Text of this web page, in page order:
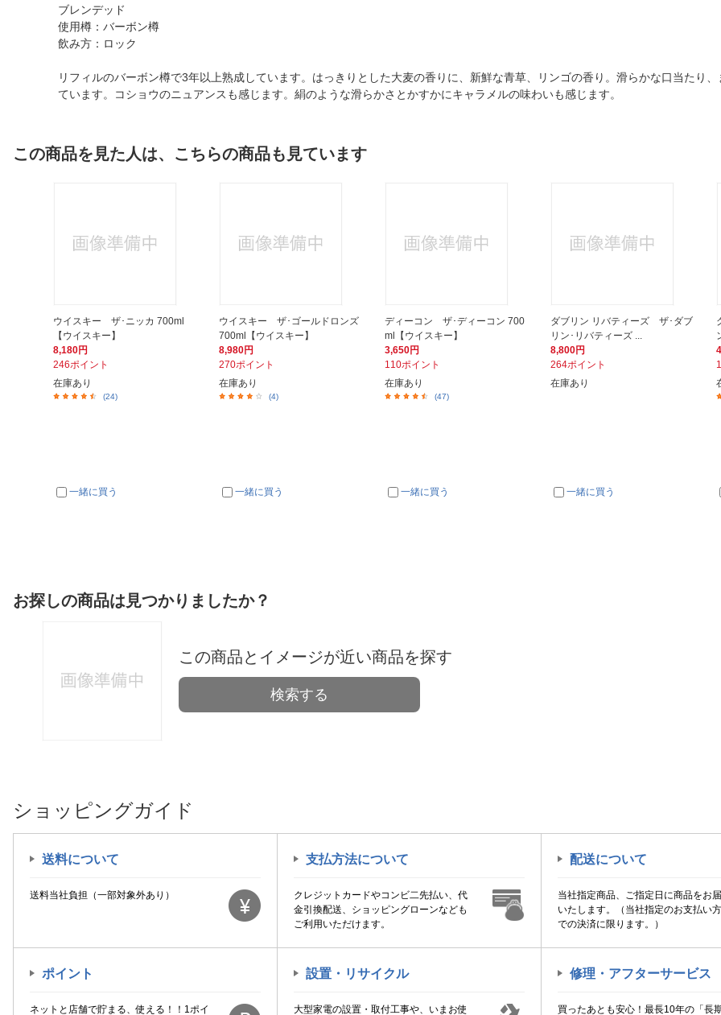
ブレンデッド
使用樽：バーボン樽
飲み方：ロック
リフィルのバーボン樽で3年以上熟成しています。はっきりとした大麦の香りに、新鮮な青草、リンゴの香り。滑らかな口当たり
ています。コショウのニュアンスも感じます。絹のような滑らかさとかすかにキャラメルの味わいも感じます。
この商品を見た人は、こちらの商品も見ています
ウイスキー ザ･ニッカ 700ml
【ウイスキー】
8,180円
246ポイント
在庫あり
(24)
一緒に買う
ウイスキー ザ･ゴールドロンズ
700ml【ウイスキー】
8,980円
270ポイント
在庫あり
(4)
一緒に買う
ディーコン ザ･ディーコン 700
ml【ウイスキー】
3,650円
110ポイント
在庫あり
(47)
一緒に買う
ダブリン リバティーズ ザ･ダブ
リン･リバティーズ ...
8,800円
264ポイント
在庫あり
一緒に買う
お探しの商品は見つかりましたか？
この商品とイメージが近い商品を探す
検索する
ショッピングガイド
送料について
送料当社負担（一部対象外あり）
支払方法について
クレジットカードやコンビ二先払い、代
金引換配送、ショッピングローンなども
ご利用いただけます。
配送について
当社指定商品、ご指定日に商品をお
いたします。（当社指定のお支払い
での決済に限ります。）
ポイント
ネットと店舗で貯まる、使える！！1ポイ
設置・リサイクル
大型家電の設置・取付工事や、いまお使
修理・アフターサービス
買ったあとも安心！最長10年の「長